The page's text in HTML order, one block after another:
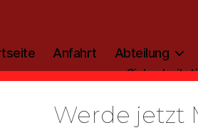
Anfahrt Abteilung
Werde jetzt